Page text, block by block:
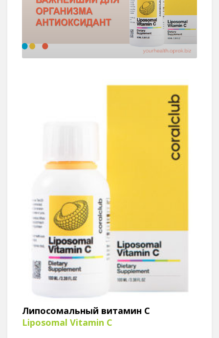
Липосомальный витамин С
Liposomal Vitamin C